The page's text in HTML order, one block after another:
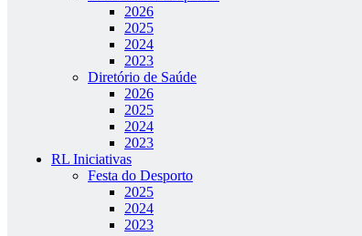
2026
2025
2024
2023
Diretório de Saúde
2026
2025
2024
2023
RL Iniciativas
Festa do Desporto
2025
2024
2023